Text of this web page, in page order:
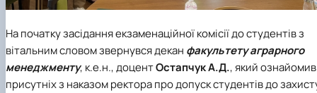
На початку засідання екзаменаційної комісії до студентів з
вітальним словом звернувся декан факультету аграрного
менеджменту, к.е.н., доцентОстапчук А.Д., який ознайомив
присутніх з наказом ректора про допуск студентів до